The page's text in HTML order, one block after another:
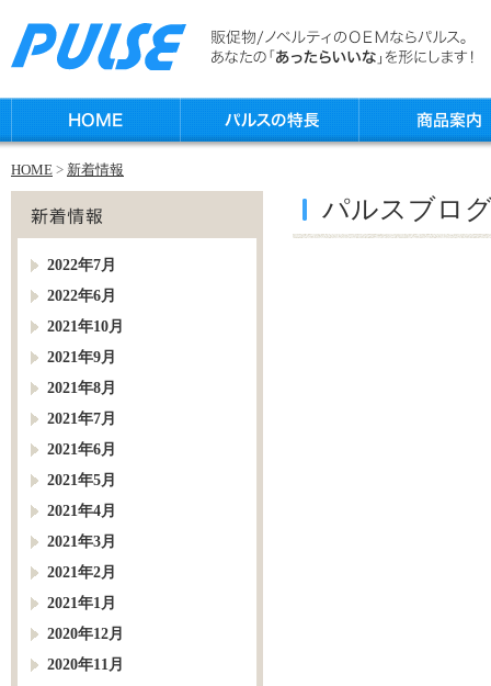
HOME > 新着情報
2022年7月
2022年6月
2021年10月
2021年9月
2021年8月
2021年7月
2021年6月
2021年5月
2021年4月
2021年3月
2021年2月
2021年1月
2020年12月
2020年11月
パルスブロ